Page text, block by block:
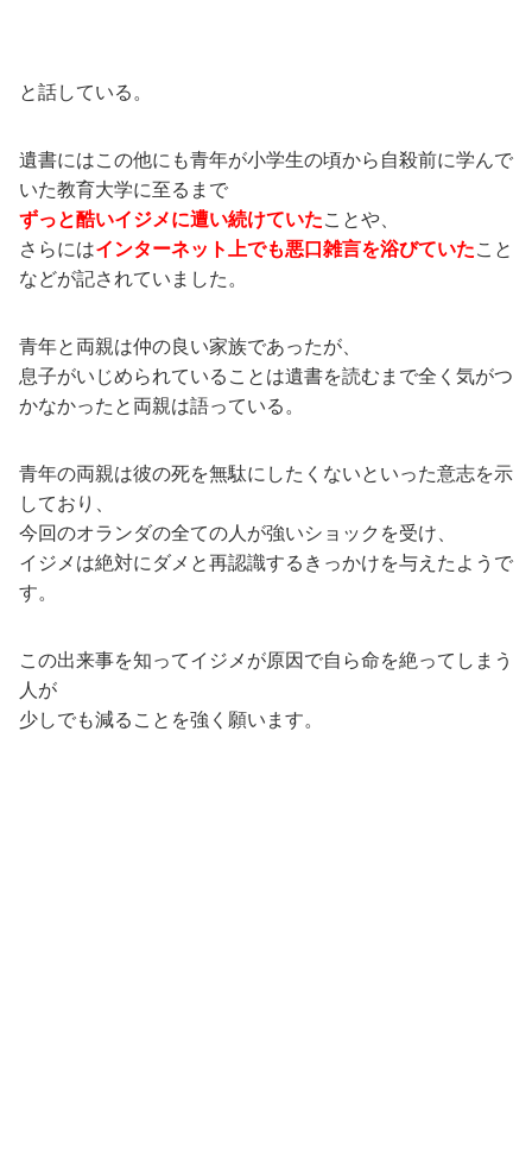
と話している。
遺書にはこの他にも青年が小学生の頃から自殺前に学んで
いた教育大学に至るまで
ずっと酷いイジメに遭い続けていたことや、
さらにはインターネット上でも悪口雑言を浴びていたこと
などが記されていました。
青年と両親は仲の良い家族であったが、
息子がいじめられていることは遺書を読むまで全く気がつ
かなかったと両親は語っている。
青年の両親は彼の死を無駄にしたくないといった意志を示
しており、
今回のオランダの全ての人が強いショックを受け、
イジメは絶対にダメと再認識するきっかけを与えたようで
す。
この出来事を知ってイジメが原因で自ら命を絶ってしまう
人が
少しでも減ることを強く願います。